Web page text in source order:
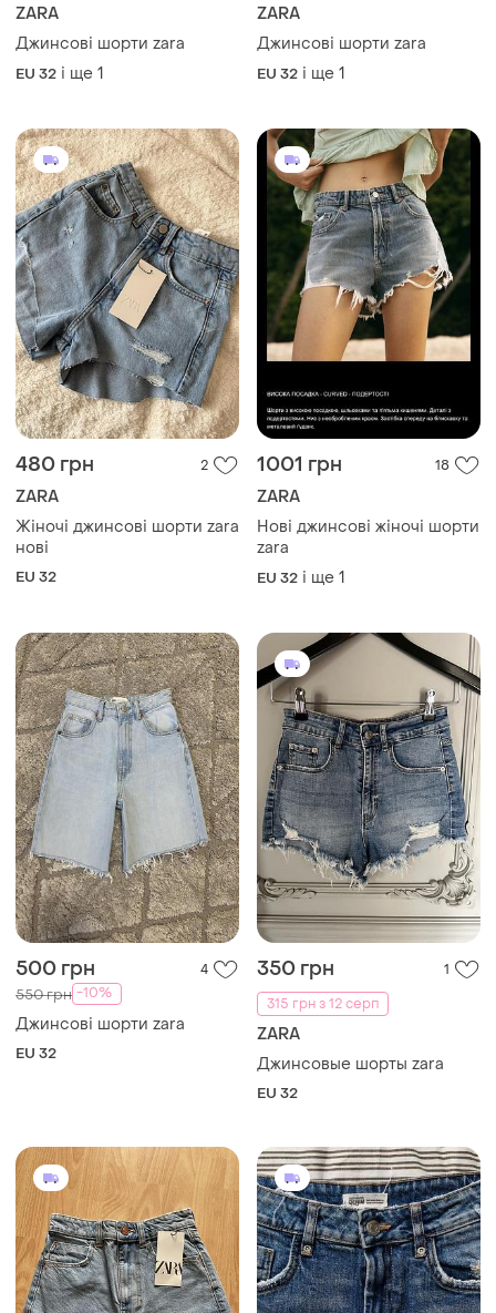
ZARA
Джинсові шорти zara
EU 32 і ще 1
ZARA
Джинсові шорти zara
EU 32 і ще 1
480 грн 2
ZARA
Жіночі джинсові шорти zara
нові
EU 32
1001 грн 18
ZARA
Нові джинсові жіночі шорти
zara
EU 32 і ще 1
500 грн 4
550 грн -10%
Джинсові шорти zara
EU 32
350 грн
1
315 грн з 12 серп
ZARA
Джинсовые шорты zara
EU 32